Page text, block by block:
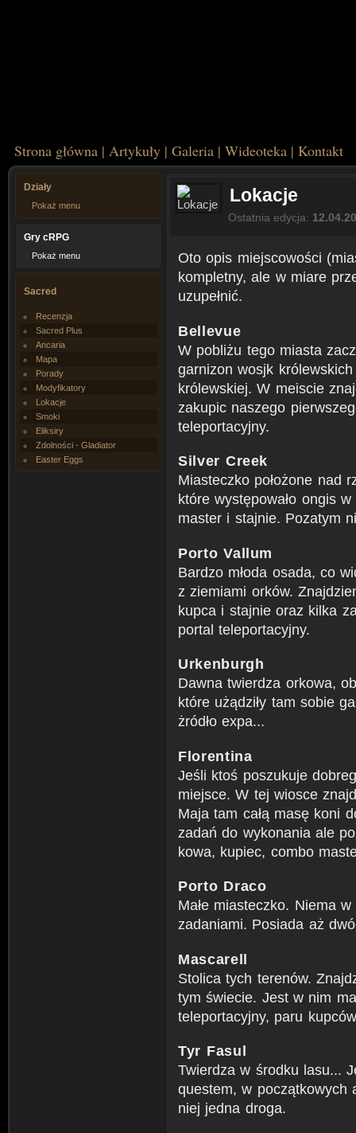
Strona główna | Artykuły | Galeria | Wideoteka | Kontakt
Działy
Pokaż menu
Gry cRPG
Pokaż menu
Sacred
Recenzja
Sacred Plus
Ancaria
Mapa
Porady
Modyfikatory
Lokacje
Smoki
Eliksiry
Zdolności - Gladiator
Easter Eggs
Lokacje
Ostatnia edycja:
Oto opis miejscowości
kompletny, ale w miare
uzupełnić.
Bellevue
W pobliżu tego miasta
garnizon wosjk
królewskiej. W meiscie
zakupic naszego
teleportacyjny.
Silver Creek
Miasteczko położone nad
które występowało ongis
master i stajnie. Pozatym
Porto Vallum
Bardzo młoda osada, co
z ziemiami orków.
kupca i stajnie oraz kilka
portal teleportacyjny.
Urkenburgh
Dawna twierdza orkowa,
które użądziły tam sobie
żródło expa...
Florentina
Jeśli ktoś poszukuje
miejsce. W tej wiosce
Maja tam całą masę koni
zadań do wykonania ale
kowa, kupiec, combo
Porto Draco
Małe miasteczko. Niema
zadaniami. Posiada aż
Mascarell
Stolica tych terenów.
tym świecie. Jest w nim
teleportacyjny, paru
Tyr Fasul
Twierdza w środku lasu...
questem, w początkowych
niej jedna droga.